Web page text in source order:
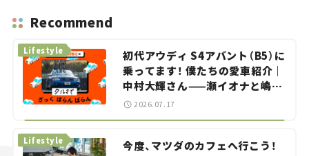
Recommend
初代アウディ S4アバント（B5）に
乗ってます！ 僕たちの愛車紹介｜
中村大輝さん——瀬イオナと嶋田
智之の「クルマでざっくばらんば
らん！」＃20
Lifestyle
2026.07.17
今度、マツダのカフェへ行こう！
Lifestyle